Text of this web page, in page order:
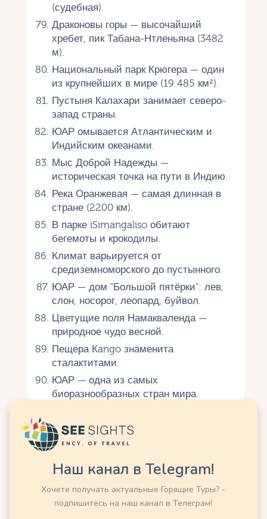
(судебная).
Драконовы горы — высочайший
хребет, пик Табана-Нтленьяна (3482
м).
Национальный парк Крюгера — один
из крупнейших в мире (19 485 км²).
Пустыня Калахари занимает северо-
запад страны.
ЮАР омывается Атлантическим и
Индийским океанами.
Мыс Доброй Надежды —
историческая точка на пути в Индию.
Река Оранжевая — самая длинная в
стране (2200 км).
В парке iSimangaliso обитают
бегемоты и крокодилы.
Климат варьируется от
средиземноморского до пустынного.
ЮАР — дом "Большой пятёрки": лев,
слон, носорог, леопард, буйвол.
Цветущие поля Намакваленда —
природное чудо весной.
Пещера Кango знаменита
сталактитами.
ЮАР — одна из самых
биоразнообразных стран мира.
Экономика
ЮАР — крупнейший производитель
золота в мире (исторически).
Алмазы из Кимберли сделали страну
богатой в XIX веке.
Экономика — самая развитая в
Наш канал в Telegram!
Хочете получать актуальные Горящие Туры? -
подпишитесь на наш канал в Телеграм!